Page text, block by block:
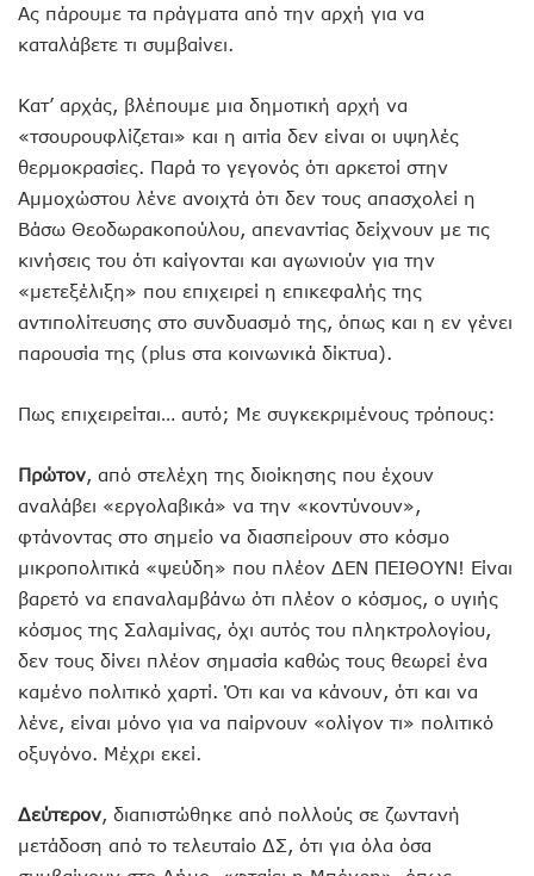
Ας πάρουμε τα πράγματα από την αρχή για να
καταλάβετε τι συμβαίνει.
Κατ’ αρχάς, βλέπουμε μια δημοτική αρχή να
«τσουρουφλίζεται» και η αιτία δεν είναι οι υψηλές
θερμοκρασίες. Παρά το γεγονός ότι αρκετοί στην
Αμμοχώστου λένε ανοιχτά ότι δεν τους απασχολεί η
Βάσω Θεοδωρακοπούλου, απεναντίας δείχνουν με τις
κινήσεις του ότι καίγονται και αγωνιούν για την
«μετεξέλιξη» που επιχειρεί η επικεφαλής της
αντιπολίτευσης στο συνδυασμό της, όπως και η εν γένει
παρουσία της (plus στα κοινωνικά δίκτυα).
Πως επιχειρείται… αυτό; Με συγκεκριμένους τρόπους:
Πρώτον, από στελέχη της διοίκησης που έχουν
αναλάβει «εργολαβικά» να την «κοντύνουν»,
φτάνοντας στο σημείο να διασπείρουν στο κόσμο
μικροπολιτικά «ψεύδη» που πλέον ΔΕΝ ΠΕΙΘΟΥΝ! Είναι
βαρετό να επαναλαμβάνω ότι πλέον ο κόσμος, ο υγιής
κόσμος της Σαλαμίνας, όχι αυτός του πληκτρολογίου,
δεν τους δίνει πλέον σημασία καθώς τους θεωρεί ένα
καμένο πολιτικό χαρτί. Ότι και να κάνουν, ότι και να
λένε, είναι μόνο για να παίρνουν «ολίγον τι» πολιτικό
οξυγόνο. Μέχρι εκεί.
Δεύτερον, διαπιστώθηκε από πολλούς σε ζωντανή
μετάδοση από το τελευταίο ΔΣ, ότι για όλα όσα